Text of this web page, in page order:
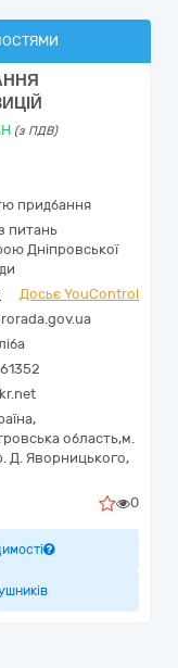
(з ПДВ)
придбання
питань
Дніпровської
Досьє YouControl
,
область,м.
Д. Яворницького,
0